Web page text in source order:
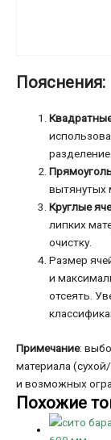
Пояснения:
разделение.
вытянутых
Круглые
липких
очистку.
Размер
и
отсеять.
Примечание:
материала
и возможных
Похожие